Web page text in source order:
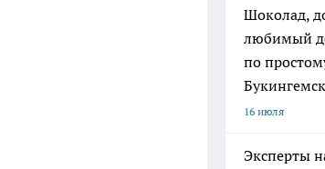
Шоколад,
любимый
по
16 июля
Эксперты